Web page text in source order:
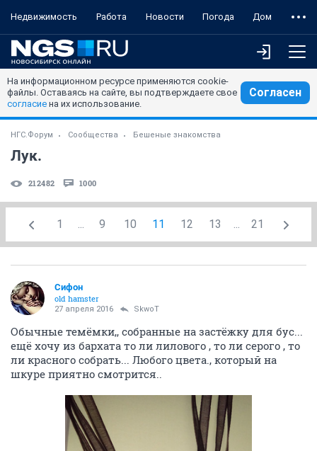
Недвижимость Работа Новости Погода Дом
На информационном ресурсе применяются cookie-
файлы. Оставаясь на сайте, вы подтверждаете свое
согласие на их использование.
Согласен
НГС.Форум Сообщества Бешеные знакомства
Лук.
212482 1000
1 ... 9 10 11 12 13 ... 21
Сифон
old hamster
27 апреля 2016 SkwоT
Обычные темёмки,, собранные на застёжку для бус...
ещё хочу из бархата то ли лилового , то ли серого , то
ли красного собрать... Любого цвета., который на
шкуре приятно смотрится..